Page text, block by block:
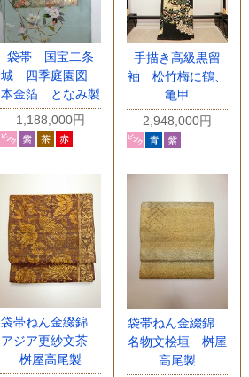
袋帯 国宝二条
城 四季庭園図
本金箔 となみ製
1,188,000円
手描き高級黒留
袖 松竹梅に鶴、
亀甲
2,948,000円
袋帯ねん金綴錦
アジア更紗文茶
桝屋高尾製
袋帯ねん金綴錦
名物文桧垣 桝屋
高尾製